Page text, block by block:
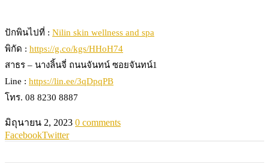
ปักพินไปที่ : Nilin skin wellness and spa
พิกัด : https://g.co/kgs/HHoH74
สาธร – นางลิ้นจี่ ถนนจันทน์ ซอยจันทน์1
Line : https://lin.ee/3qDpqPB
โทร. 08 8230 8887
มิถุนายน 2, 2023 0 comments
FacebookTwitter